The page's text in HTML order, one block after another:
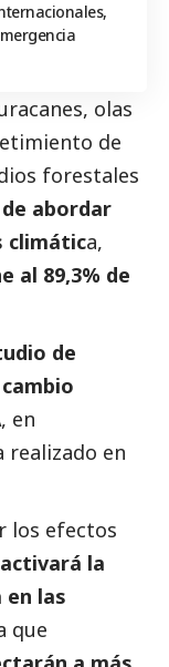
olas
de
forestales
abordar
climática,
al 89,3% de
de
, en
realizado en
los efectos
la
en las
que